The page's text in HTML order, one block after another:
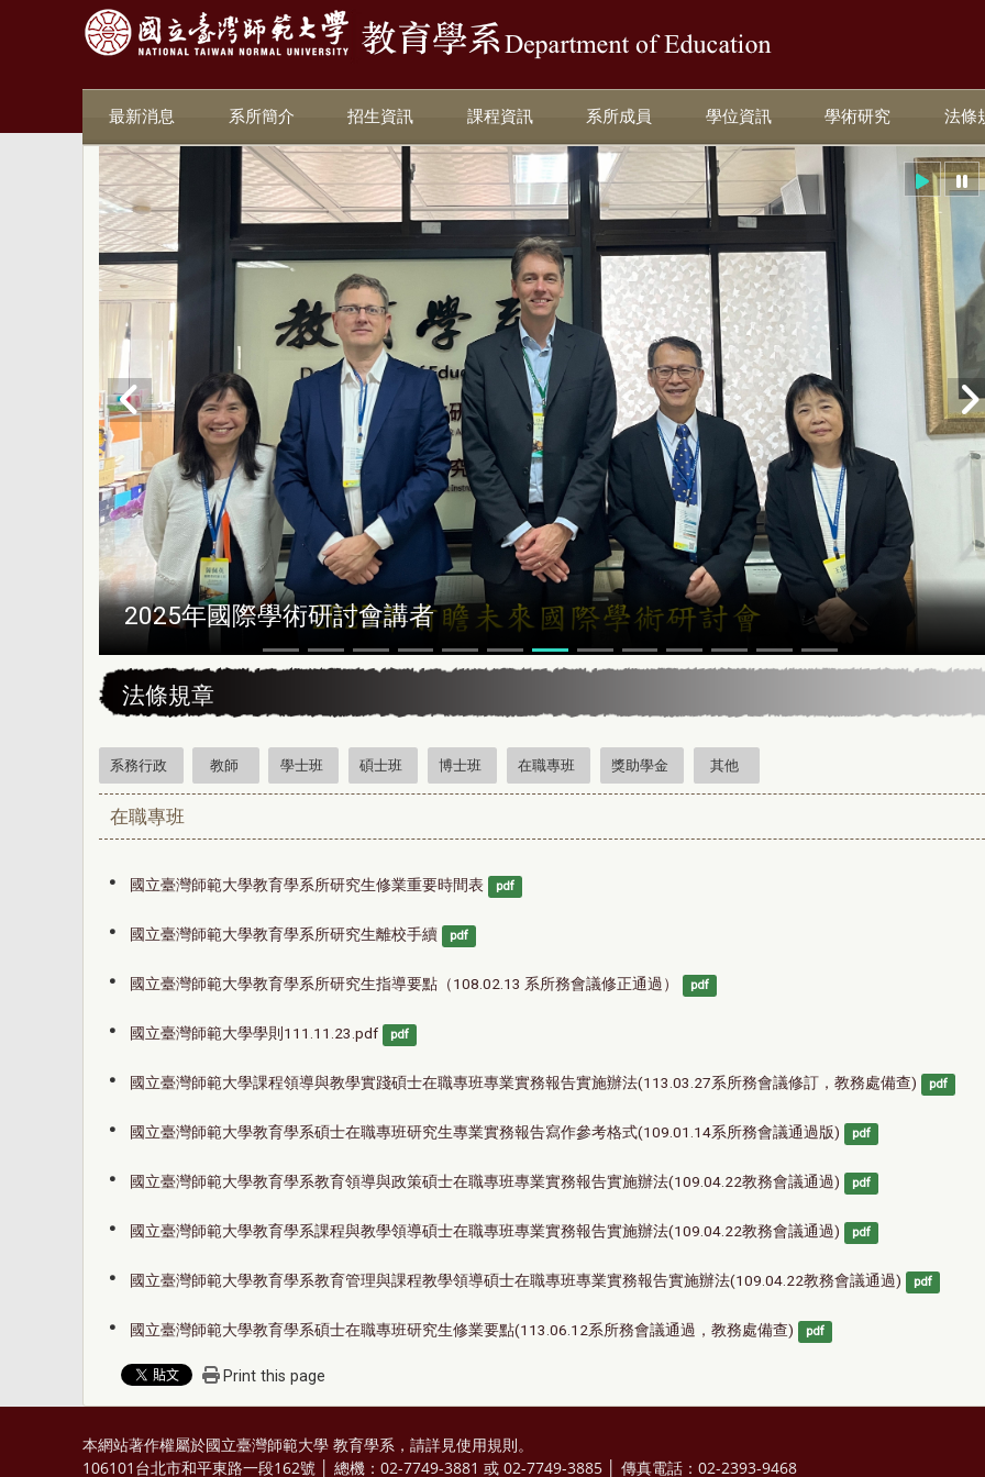
最新消息 系所簡介 招生資訊 課程資訊 系所成員 學位資訊 學術研究 法條
2025年國際學術研討會講者
法條規章
系務行政 教師 學士班 碩士班 博士班 在職專班 獎助學金 其他
在職專班
國立臺灣師範大學教育學系所研究生修業重要時間表 pdf
國立臺灣師範大學教育學系所研究生離校手續 pdf
國立臺灣師範大學教育學系所研究生指導要點（108.02.13 系所務會議修正通過） pdf
國立臺灣師範大學學則111.11.23.pdf pdf
國立臺灣師範大學課程領導與教學實踐碩士在職專班專業實務報告實施辦法(113.03.27系所務會議修訂，教務處備查) pdf
國立臺灣師範大學教育學系碩士在職專班研究生專業實務報告寫作參考格式(109.01.14系所務會議通過版) pdf
國立臺灣師範大學教育學系教育領導與政策碩士在職專班專業實務報告實施辦法(109.04.22教務會議通過) pdf
國立臺灣師範大學教育學系課程與教學領導碩士在職專班專業實務報告實施辦法(109.04.22教務會議通過) pdf
國立臺灣師範大學教育學系教育管理與課程教學領導碩士在職專班專業實務報告實施辦法(109.04.22教務會議通過) pdf
國立臺灣師範大學教育學系碩士在職專班研究生修業要點(113.06.12系所務會議通過，教務處備查) pdf
Print this page
本網站著作權屬於國立臺灣師範大學 教育學系，請詳見使用規則。
106101台北市和平東路一段162號 │ 總機：02-7749-3881 或 02-7749-3885 │ 傳真電話：02-2393-9468